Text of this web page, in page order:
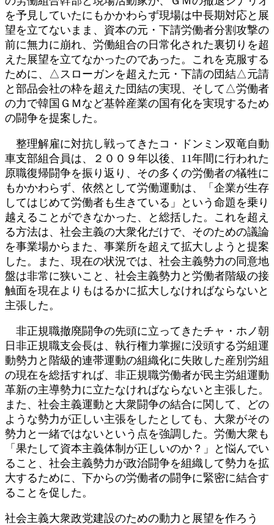
を予見していたにもかかわらず現場は中長期対応と展
望を立てないまま、資本の元・下請労働者分割攻撃の
前に無力に崩れ、労働組合の日常化された裏切りを超
えた展望を立てなかったのであった。これを克服する
ために、△スローガンを超えた元・下請の団結△元請
と部品会社の枠を超えた団結の実現、そして△労働者
の力で韓国ＧＭなど基幹産業の国有化を実現するため
の闘争を提案した。
整理解雇に対抗し戦ってきたコ・ドンミン双竜自動
車支部組合員は、２００９年以後、11年間に行われた
原職復帰闘争を振り返り、その多くの労働者の犠牲に
もかかわらず、依然として労働運動は、「企業が生存
してはじめて労働者も生きている」という命題を乗り
越えることができなかった、と総括した。これを超え
る方法は、社会主義の大衆化だけで、そのための議論
を事業場からまた、事業所を超えて拡大しようと提案
した。また、現在の状況では、社会主義勢力の同意地
盤は非常に狭いこと、社会主義勢力と労働者階級の接
触面を現在よりもはるかに拡大しなければならないと
主張した。
非正規職撤廃闘争の先頭に立ってきたチャ・ホノ朝
日非正規職支会長は、執行権力掌握に没頭する労組運
動勢力と階級的連帯運動の組織化に失敗した産別労組
の現在を総括すれば、非正規職労働者が民主労組運動
革新の主導勢力に立たなければならないと主張した。
また、社会主義運動と大衆闘争の結合に関して、どの
ような勢力が正しい主張をしたとしても、大衆がその
勢力と一緒ではないという点を強調した。労働大衆も
「果たして資本主義体制が正しいのか？」と悩んでい
ること、社会主義勢力が政治闘争を組織して勢力を拡
大するために、下からの労働者の闘争に緊密に結合す
ることを促した。
社会主義大衆政党建設のための動力と展望を作ろう